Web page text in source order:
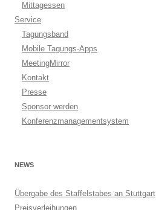
Mittagessen
Service
Tagungsband
Mobile Tagungs-Apps
MeetingMirror
Kontakt
Presse
Sponsor werden
Konferenzmanagementsystem
NEWS
Übergabe des Staffelstabes an Stuttgart
Preisverleihungen